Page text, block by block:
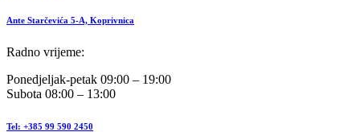
Ante Starčevića 5-A, Koprivnica
Radno vrijeme:
Ponedjeljak-petak 09:00 – 19:00
Subota 08:00 – 13:00
Tel: +385 99 590 2450